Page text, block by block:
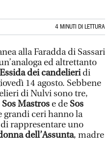
4 MINUTI DI LETTURA
alla Faradda di Sassari
ed altrettanto
dei candelieridi
14 agosto. Sebbene
di Nulvi sono tre,
Sos Mastros e de Sos
grandi ceri hanno la
rappresentare uno
dell’Assunta, madre